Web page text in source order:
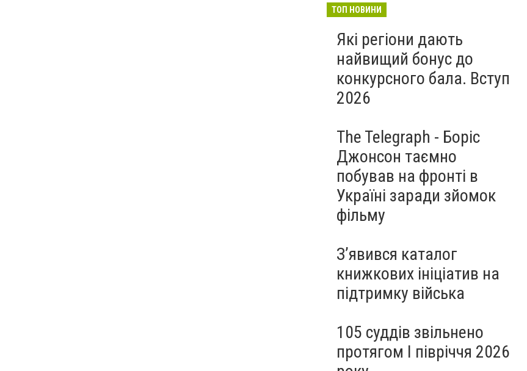
ТОП НОВИНИ
Які регіони дають
найвищий бонус до
конкурсного бала. Вступ
2026
The Telegraph - Боріс
Джонсон таємно
побував на фронті в
Україні заради зйомок
фільму
З’явився каталог
книжкових ініціатив на
підтримку війська
105 суддів звільнено
протягом I півріччя 2026